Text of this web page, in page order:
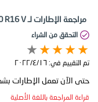
مراجعة الإطارات لـ Dunlop SP Sport LM705 205/60 R16 V
التحقق من الشراء
تم التقييم في: ١٦‏/٤‏/٢٠٢٢
حتى الآن تعمل الإطارات
قراءة المراجعة باللغة الأصلية